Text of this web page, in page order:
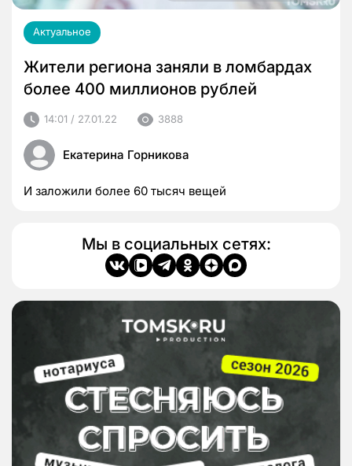
Актуальное
Жители региона заняли в ломбардах
более 400 миллионов рублей
14:01 / 27.01.22 3888
Екатерина Горникова
И заложили более 60 тысяч вещей
Мы в социальных сетях: